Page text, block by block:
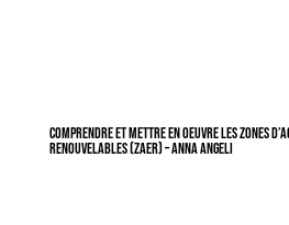
Comprendre et mettre en oeuvre les zones
renouvelables (ZAER) – Anna Angeli